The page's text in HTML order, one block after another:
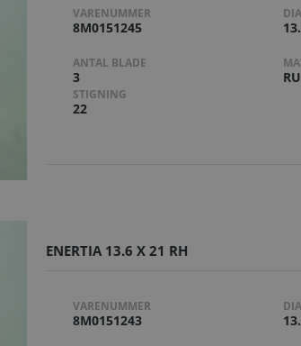
VARENUMMER
8M0151245
ANTAL BLADE
3
STIGNING
22
ENERTIA 13.6 X 21 RH
VARENUMMER
8M0151243